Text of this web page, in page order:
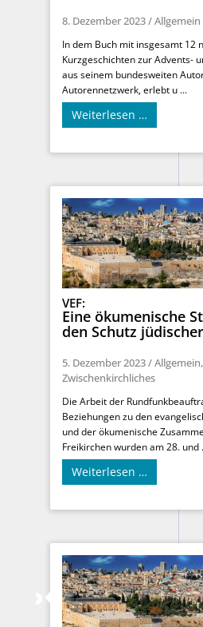
8. Dezember 2023/Allgemein
In dem Buch mit insgesamt 12
Kurzgeschichten zur Advents-
aus seinem bundesweiten
Autorennetzwerk, erlebt u ...
Weiterlesen …
VEF:
Eine ökumenische
den Schutz
5. Dezember 2023/Allgemein,
Zwischenkirchliches
Die Arbeit der
Beziehungen zu den
und der ökumenische
Freikirchen wurden am 28. und
Weiterlesen …